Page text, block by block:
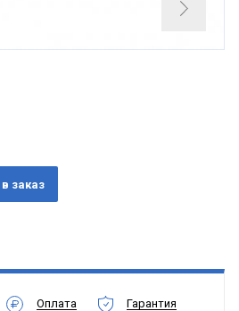
Оплата Гарантия